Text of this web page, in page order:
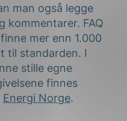
man også legge
kommentarer. FAQ
mer enn 1.000
til standarden. I
stille egne
finnes
Energi Norge.